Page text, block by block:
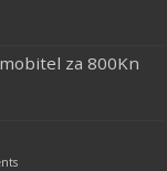
za 800Kn